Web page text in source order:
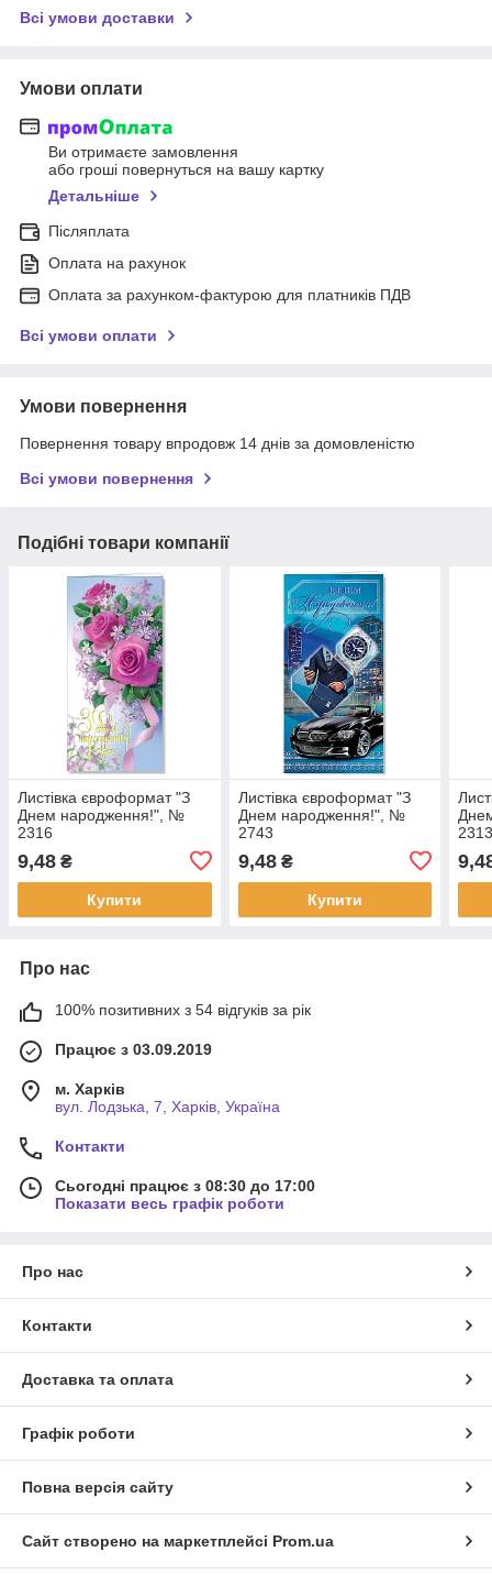
Всі умови доставки
Умови оплати
Ви отримаєте замовлення
або гроші повернуться на вашу картку
Детальніше
Післяплата
Оплата на рахунок
Оплата за рахунком-фактурою для платників ПДВ
Всі умови оплати
Умови повернення
Повернення товару впродовж 14 днів за домовленістю
Всі умови повернення
Подібні товари компанії
Листівка євроформат "З
Днем народження!", №
2316
9,48 ₴
Купити
Листівка євроформат "З
Днем народження!", №
2743
9,48₴
Купити
Про нас
100% позитивних з 54 відгуків за рік
Працює з 03.09.2019
м. Харків
вул. Лодзька, 7, Харків, Україна
Контакти
Сьогодні працює з 08:30 до 17:00
Показати весь графік роботи
Про нас
Контакти
Доставка та оплата
Графік роботи
Повна версія сайту
Сайт створено на маркетплейсі Prom.ua